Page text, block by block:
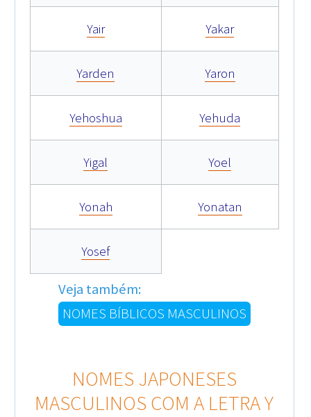
Yair Yakar
Yarden Yaron
Yehoshua Yehuda
Yigal Yoel
Yonah Yonatan
Yosef
Veja também:
NOMES BÍBLICOS MASCULINOS
NOMES JAPONESES
MASCULINOS COM A LETRA Y